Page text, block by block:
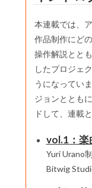
本連載では、
作品制作にど
操作解説とと
したプロジェ
うになってい
ジョンととも
ドして、連載
vol.1：楽
Yuri Urano
Bitwig